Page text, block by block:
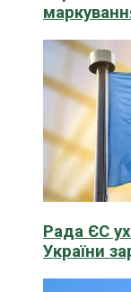
Рада ЄС
України